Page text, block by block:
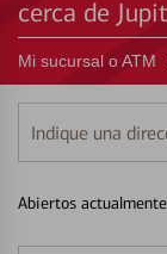
cerca de
Mi sucursal o ATM
Indique
una
Abiertos actualmente